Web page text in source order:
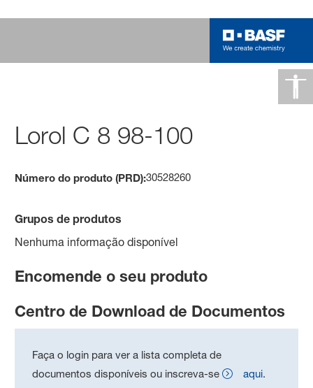
Lorol C 8 98-100
Número do produto (PRD):30528260
Grupos de produtos
Nenhuma informação disponível
Encomende o seu produto
Centro de Download de Documentos
Faça o login para ver a lista completa de
documentos disponíveis ou inscreva-se
aqui.